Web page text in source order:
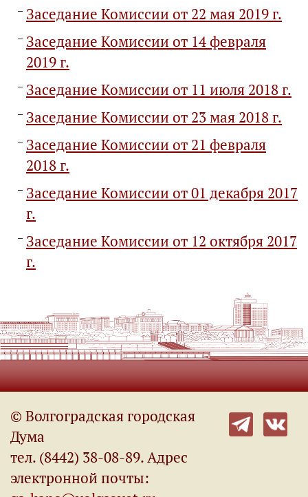
Заседание Комиссии от 22 мая 2019 г.
Заседание Комиссии от 14 февраля
2019 г.
Заседание Комиссии от 11 июля 2018 г.
Заседание Комиссии от 23 мая 2018 г.
Заседание Комиссии от 21 февраля
2018 г.
Заседание Комиссии от 01 декабря 2017
г.
Заседание Комиссии от 12 октября 2017
г.
© Волгоградская городская
Дума
тел. (8442) 38-08-89. Адрес
электронной почты: